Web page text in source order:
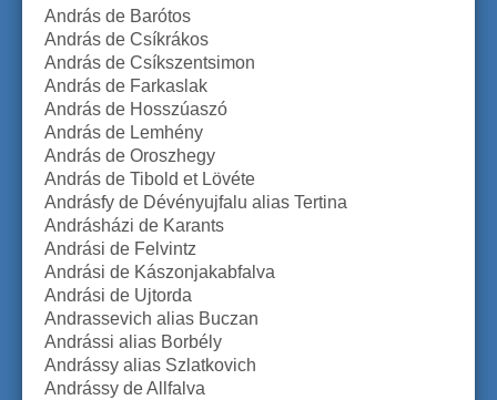
András de Barótos
András de Csíkrákos
András de Csíkszentsimon
András de Farkaslak
András de Hosszúaszó
András de Lemhény
András de Oroszhegy
András de Tibold et Lövéte
Andrásfy de Dévényujfalu alias Tertina
Andrásházi de Karants
Andrási de Felvintz
Andrási de Kászonjakabfalva
Andrási de Ujtorda
Andrassevich alias Buczan
Andrássi alias Borbély
Andrássy alias Szlatkovich
Andrássy de Allfalva